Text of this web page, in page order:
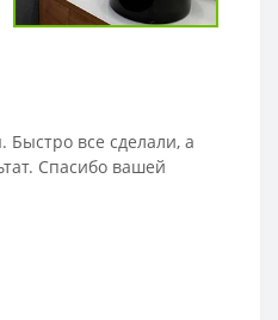
Быстро все сделали, а
Спасибо вашей